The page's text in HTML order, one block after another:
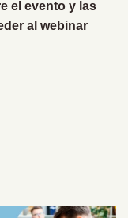
el evento y las
al webinar